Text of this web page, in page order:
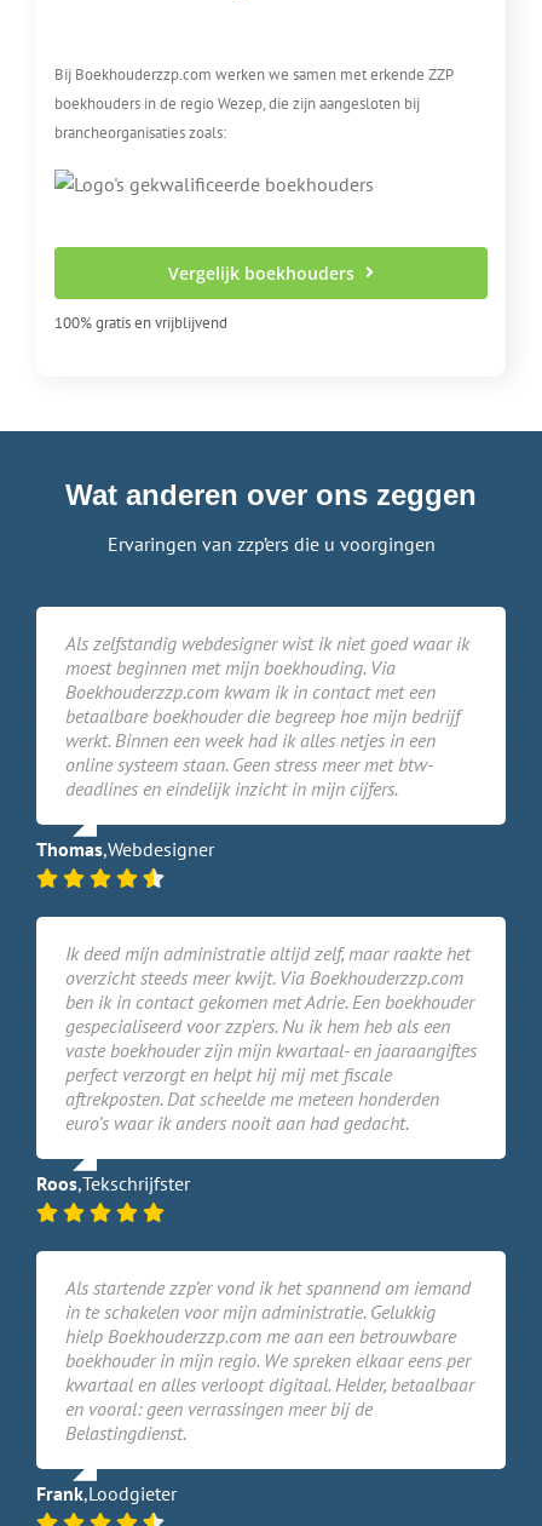
Bij Boekhouderzzp.com werken we samen met erkende ZZP
boekhouders in de regio Wezep, die zijn aangesloten bij
brancheorganisaties zoals:
Vergelijk boekhouders
100% gratis en vrijblijvend
Wat anderen over ons zeggen
Ervaringen van zzp’ers die u voorgingen
Als zelfstandig webdesigner wist ik niet goed waar ik
moest beginnen met mijn boekhouding. Via
Boekhouderzzp.com kwam ik in contact met een
betaalbare boekhouder die begreep hoe mijn bedrijf
werkt. Binnen een week had ik alles netjes in een
online systeem staan. Geen stress meer met btw-
deadlines en eindelijk inzicht in mijn cijfers.
Thomas,Webdesigner
Ik deed mijn administratie altijd zelf, maar raakte het
overzicht steeds meer kwijt. Via Boekhouderzzp.com
ben ik in contact gekomen met Adrie. Een boekhouder
gespecialiseerd voor zzp'ers. Nu ik hem heb als een
vaste boekhouder zijn mijn kwartaal- en jaaraangiftes
perfect verzorgt en helpt hij mij met fiscale
aftrekposten. Dat scheelde me meteen honderden
euro’s waar ik anders nooit aan had gedacht.
Roos,Tekschrijfster
Als startende zzp’er vond ik het spannend om iemand
in te schakelen voor mijn administratie. Gelukkig
hielp Boekhouderzzp.com me aan een betrouwbare
boekhouder in mijn regio. We spreken elkaar eens per
kwartaal en alles verloopt digitaal. Helder, betaalbaar
en vooral: geen verrassingen meer bij de
Belastingdienst.
Frank,Loodgieter